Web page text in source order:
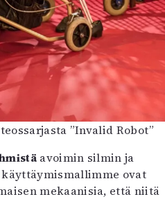
”Invalid Robot”
avoimin silmin ja
ovat
mekaanisia, että niitä